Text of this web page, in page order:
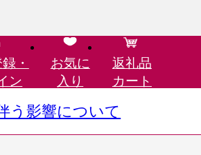
・
ン
お気に
入り
返礼品
カート
う影響について